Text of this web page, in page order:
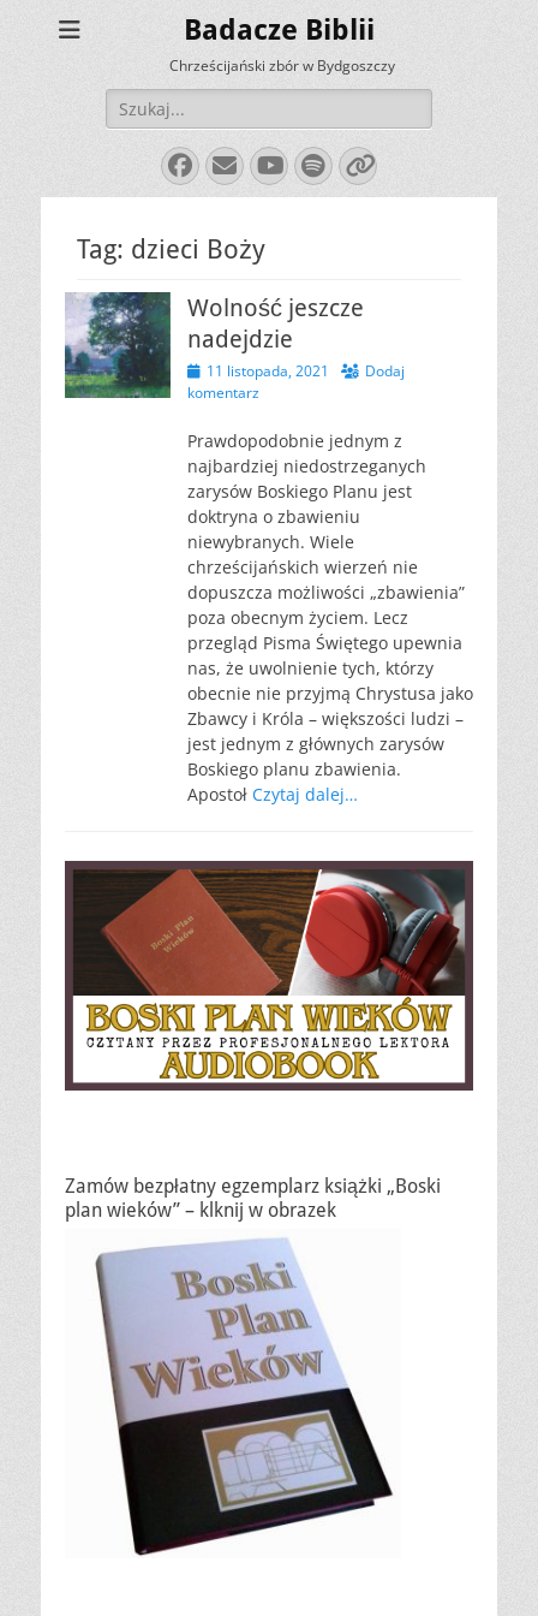
Badacze Biblii
Chrześcijański zbór w Bydgoszczy
Szukaj:
Facebook
E-
mail
YouTube
Spotify
Link
Tag: dzieci Boży
Wolność jeszcze
nadejdzie
Opublikowano
11 listopada, 2021
Dodaj
komentarz
Prawdopodobnie jednym z
najbardziej niedostrzeganych
zarysów Boskiego Planu jest
doktryna o zbawieniu
niewybranych. Wiele
chrześcijańskich wierzeń nie
dopuszcza możliwości „zbawienia”
poza obecnym życiem. Lecz
przegląd Pisma Świętego upewnia
nas, że uwolnienie tych, którzy
obecnie nie przyjmą Chrystusa jako
Zbawcy i Króla – większości ludzi –
jest jednym z głównych zarysów
Boskiego planu zbawienia.
Apostoł Czytaj dalej…
Zamów bezpłatny egzemplarz książki „Boski
plan wieków” – klknij w obrazek